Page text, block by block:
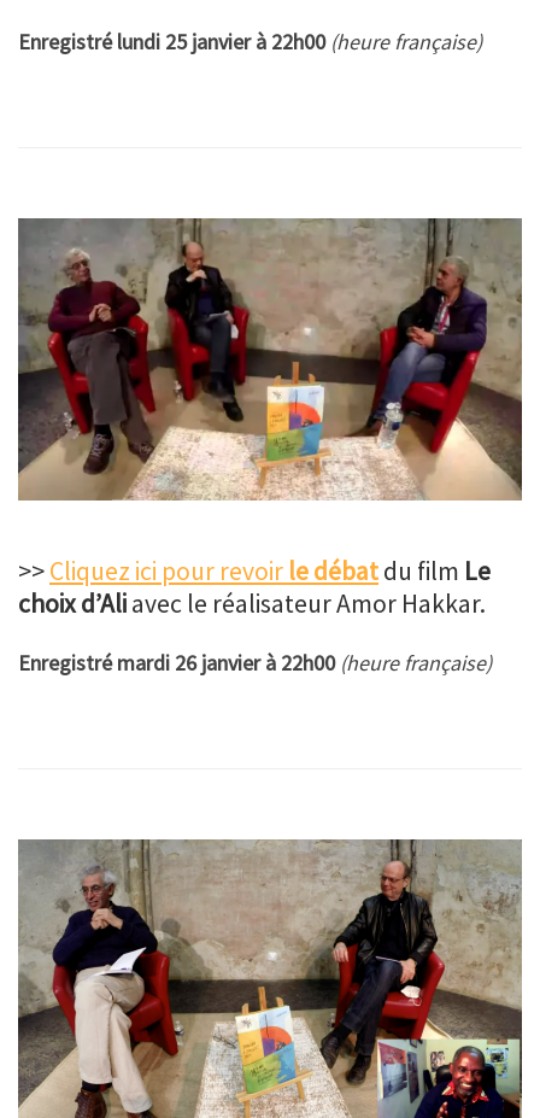
Enregistré lundi 25 janvier à 22h00 (heure française)
>>Cliquez ici pour revoir le débatdu film Le
choix d’Aliavec le réalisateur Amor Hakkar.
Enregistré mardi 26 janvier à 22h00 (heure française)